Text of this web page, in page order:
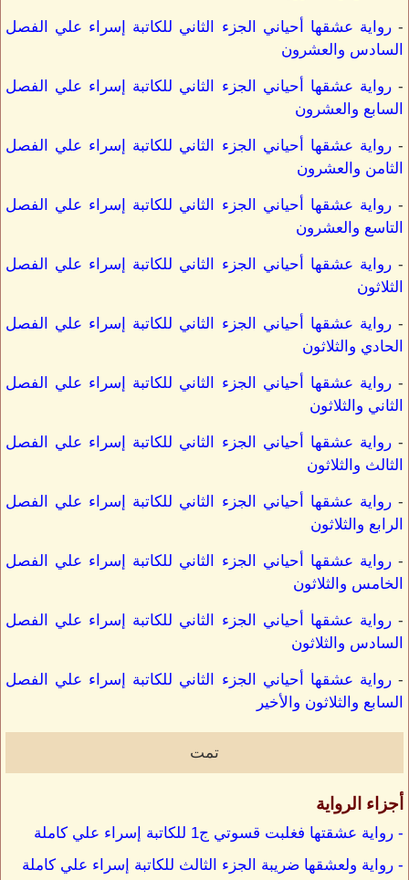
-رواية عشقها أحياني الجزء الثاني للكاتبة إسراء علي الفصل
السادس والعشرون
-رواية عشقها أحياني الجزء الثاني للكاتبة إسراء علي الفصل
السابع والعشرون
-رواية عشقها أحياني الجزء الثاني للكاتبة إسراء علي الفصل
الثامن والعشرون
-رواية عشقها أحياني الجزء الثاني للكاتبة إسراء علي الفصل
التاسع والعشرون
-رواية عشقها أحياني الجزء الثاني للكاتبة إسراء علي الفصل
الثلاثون
-رواية عشقها أحياني الجزء الثاني للكاتبة إسراء علي الفصل
الحادي والثلاثون
-رواية عشقها أحياني الجزء الثاني للكاتبة إسراء علي الفصل
الثاني والثلاثون
-رواية عشقها أحياني الجزء الثاني للكاتبة إسراء علي الفصل
الثالث والثلاثون
-رواية عشقها أحياني الجزء الثاني للكاتبة إسراء علي الفصل
الرابع والثلاثون
-رواية عشقها أحياني الجزء الثاني للكاتبة إسراء علي الفصل
الخامس والثلاثون
-رواية عشقها أحياني الجزء الثاني للكاتبة إسراء علي الفصل
السادس والثلاثون
-رواية عشقها أحياني الجزء الثاني للكاتبة إسراء علي الفصل
السابع والثلاثون والأخير
تمت
أجزاء الرواية
- رواية عشقتها فغلبت قسوتي ج1 للكاتبة إسراء علي كاملة
- رواية ولعشقها ضريبة الجزء الثالث للكاتبة إسراء علي كاملة